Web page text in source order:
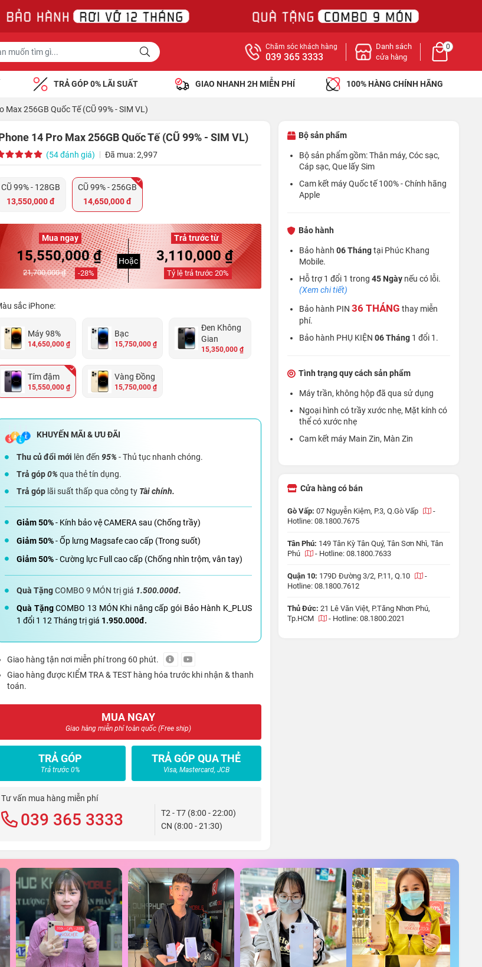
Chăm sóc khách hàng
039 365 3333
Danh sách
cửa hàng
0
TRẢ GÓP 0% LÃI SUẤT GIAO NHANH 2H MIỄN PHÍ 100% HÀNG CHÍNH HÃNG
Max 256GB Quốc Tế (CŨ 99% - SIM VL)
14 Pro Max 256GB Quốc Tế (CŨ 99% - SIM VL)
(54 đánh giá) Đã mua: 2,997
CŨ 99% - 128GB
13,550,000 đ
CŨ 99% - 256GB
14,650,000 đ
Mua ngay
15,550,000 ₫
21,700,000 ₫ -28%
Hoặc
Trả trước từ
3,110,000 ₫
Tỷ lệ trả trước 20%
sắc iPhone:
Máy 98%
14,650,000 ₫
Bạc
15,750,000 ₫
Đen Không
Gian
15,350,000 ₫
Tím đậm
15,550,000 ₫
Vàng Đồng
15,750,000 ₫
Thu củ đổi mới lên đến 95%- Thủ tục nhanh chóng.
Trả góp0%qua thẻ tín dụng.
Trả góp lãi suất thấp qua công ty Tài chính.
Giảm 50%- Kính bảo vệ CAMERA sau (Chống trầy)
Giảm 50%- Ốp lưng Magsafe cao cấp (Trong suốt)
Giảm 50%- Cường lực Full cao cấp (Chống nhìn trộm, vân tay)
Quà TặngCOMBO 9 MÓN trị giá 1.500.000đ.
Quà TặngCOMBO 13 MÓN Khi nâng cấp gói Bảo Hành K_PLUS
1 đổi 1 12 Tháng trị giá 1.950.000đ.
Giao hàng tận nơi miễn phí trong 60 phút.
Giao hàng được KIỂM TRA & TEST hàng hóa trước khi nhận & thanh
toán.
MUA NGAY
Giao hàng miễn phí toàn quốc (Free ship)
TRẢ GÓP
Trả trước 0%
TRẢ GÓP QUA THẺ
Visa, Mastercard, JCB
Tư vấn mua hàng miễn phí
039 365 3333
T2 - T7 (8:00 - 22:00)
CN (8:00 - 21:30)
Bộ sản phẩm
Bộ sản phẩm gồm: Thân máy, Cóc sạc,
Cáp sạc, Que lấy Sim
Cam kết máy Quốc tế 100% - Chính hãng
Apple
Bảo hành
Bảo hành 06 Thángtại Phúc Khang
Mobile.
Hỗ trợ 1 đổi 1 trong 45 Ngày nếu có lỗi.
(Xem chi tiết)
Bảo hành PIN 36 THÁNG thay miễn
phí.
Bảo hành PHỤ KIỆN 06 Tháng 1 đổi 1.
Tình trạng quy cách sản phẩm
Máy trần, không hộp đã qua sử dụng
Ngoại hình có trầy xước nhẹ, Mặt kính có
thể có xước nhẹ
Cam kết máy Main Zin, Màn Zin
Cửa hàng có bán
Gò Vấp: 07 Nguyễn Kiệm, P.3, Q.Gò Vấp
-
Hotline: 08.1800.7675
Tân Phú: 149 Tân Kỳ Tân Quý, Tân Sơn Nhì, Tân
Phú
- Hotline: 08.1800.7633
Quận 10: 179D Đường 3/2, P.11, Q.10
-
Hotline: 08.1800.7612
Thủ Đức: 21 Lê Văn Việt, P.Tăng Nhơn Phú,
Tp.HCM
- Hotline: 08.1800.2021